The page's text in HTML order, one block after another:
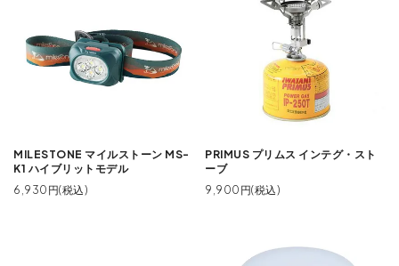
MILESTONE マイルストーン MS-
K1 ハイブリットモデル
6,930円(税込)
PRIMUS プリムス インテグ・スト
ーブ
9,900円(税込)